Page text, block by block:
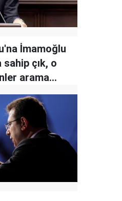
İmamoğlu
sahip çık, o
arama